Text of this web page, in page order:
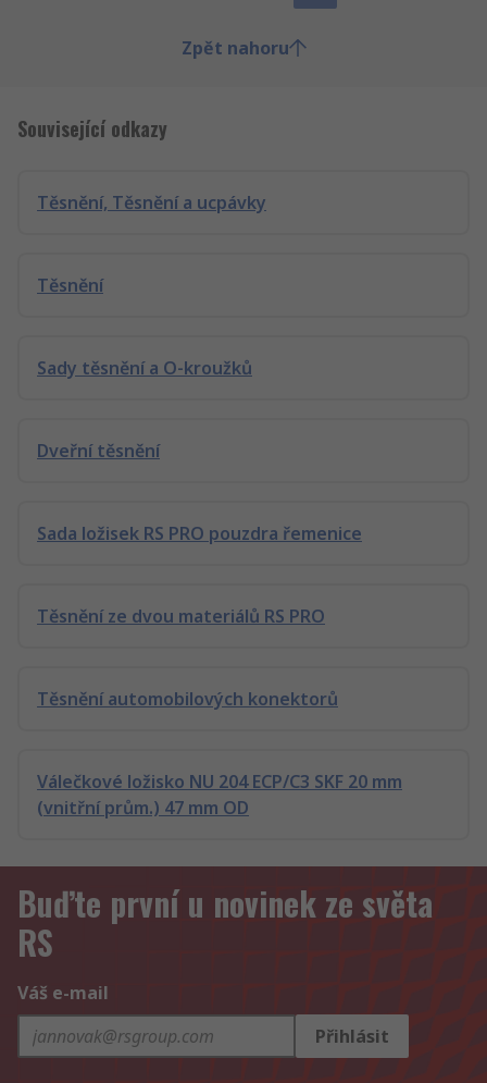
Zpět nahoru
Související odkazy
Těsnění, Těsnění a ucpávky
Těsnění
Sady těsnění a O-kroužků
Dveřní těsnění
Sada ložisek RS PRO pouzdra řemenice
Těsnění ze dvou materiálů RS PRO
Těsnění automobilových konektorů
Válečkové ložisko NU 204 ECP/C3 SKF 20 mm
(vnitřní prům.) 47 mm OD
Buďte první u novinek ze světa
RS
Váš e-mail
Přihlásit